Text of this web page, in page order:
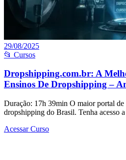
29/08/2025
📂 Cursos
Dropshipping.com.br: A
Ensinos De Dropshipping –
Duração: 17h 39min O maior portal de
dropshipping do Brasil. Tenha acesso
Acessar Curso